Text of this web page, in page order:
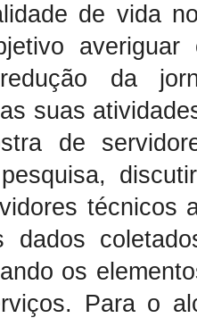
de vida
da
suas
de
técnicos
dados
os
Para o